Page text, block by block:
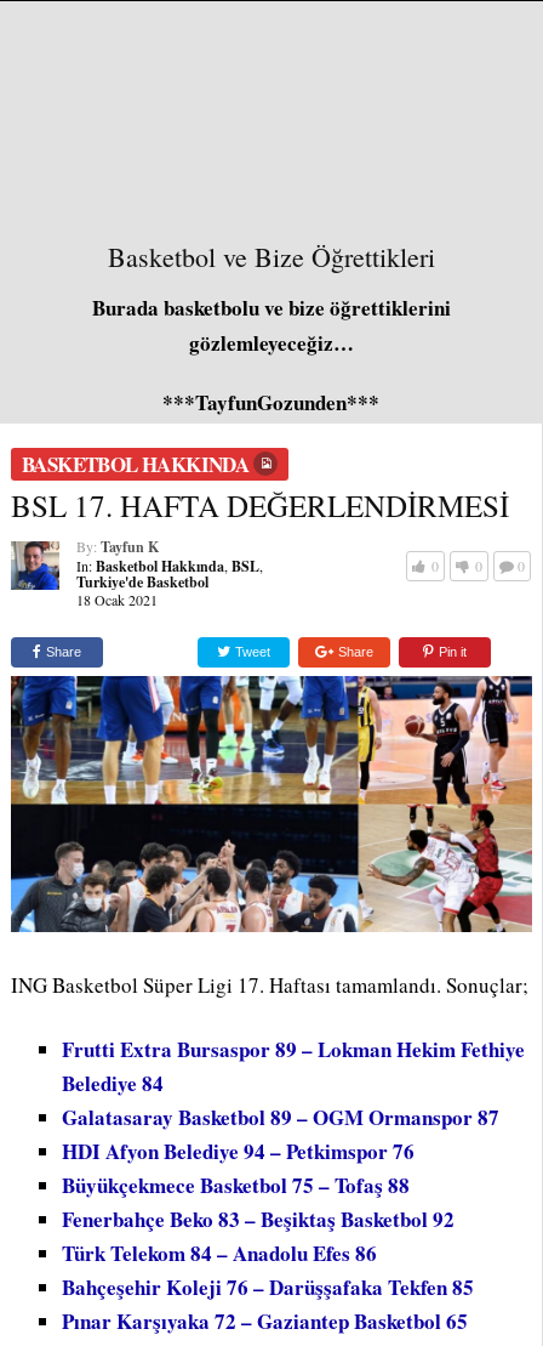
Basketbol ve Bize Öğrettikleri
Burada basketbolu ve bize öğrettiklerini
gözlemleyeceğiz…
***TayfunGozunden***
BASKETBOL HAKKINDA
BSL 17. HAFTA DEĞERLENDİRMESİ
By: Tayfun K
In:Basketbol Hakkında, BSL,
Turkiye'de Basketbol
18 Ocak 2021
0 0 0
Share Tweet Share Pin it
ING Basketbol Süper Ligi 17. Haftası tamamlandı. Sonuçlar;
Frutti Extra Bursaspor 89 – Lokman Hekim Fethiye
Belediye 84
Galatasaray Basketbol 89 – OGM Ormanspor 87
HDI Afyon Belediye 94 – Petkimspor 76
Büyükçekmece Basketbol 75 – Tofaş 88
Fenerbahçe Beko 83 – Beşiktaş Basketbol 92
Türk Telekom 84 – Anadolu Efes 86
Bahçeşehir Koleji 76 – Darüşşafaka Tekfen 85
Pınar Karşıyaka 72 – Gaziantep Basketbol 65